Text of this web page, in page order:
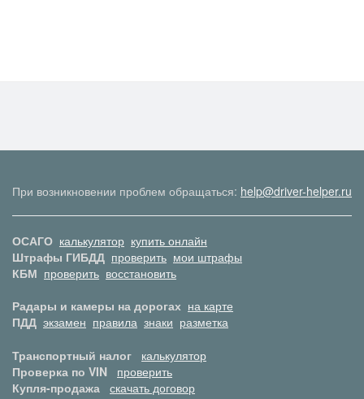
При возникновении проблем обращаться: help@driver-helper.ru
ОСАГО калькулятор купить онлайн
Штрафы ГИБДД проверить мои штрафы
КБМ проверить восстановить
Радары и камеры на дорогах на карте
ПДД экзамен правила знаки разметка
Транспортный налог
калькулятор
Проверка по VIN
проверить
Купля-продажа скачать договор